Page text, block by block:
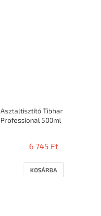
Asztaltisztító Tibhar
Professional 500ml
6 745 Ft
KOSÁRBA